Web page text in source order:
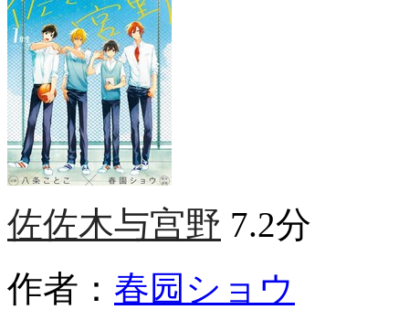
佐佐木与宫野 7.2分
作者： 春园ショウ